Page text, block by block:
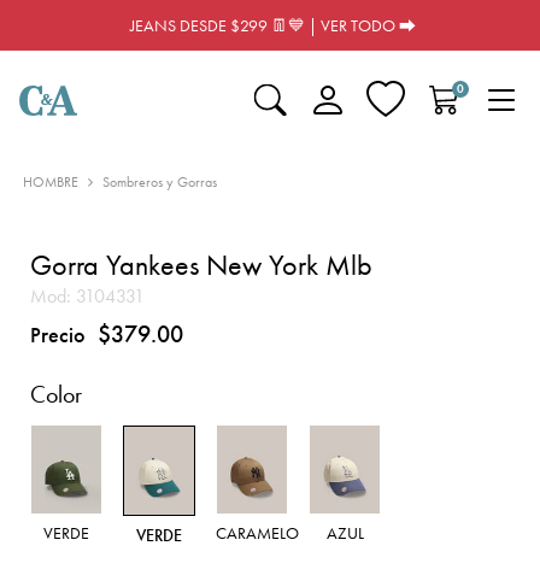
JEANS DESDE $299 👖💙 | VER TODO ⮕
0
HOMBRE Sombreros y Gorras
Gorra Yankees New York Mlb
Mod: 3104331
Precio $379.00
Color
VERDE VERDE CARAMELO AZUL